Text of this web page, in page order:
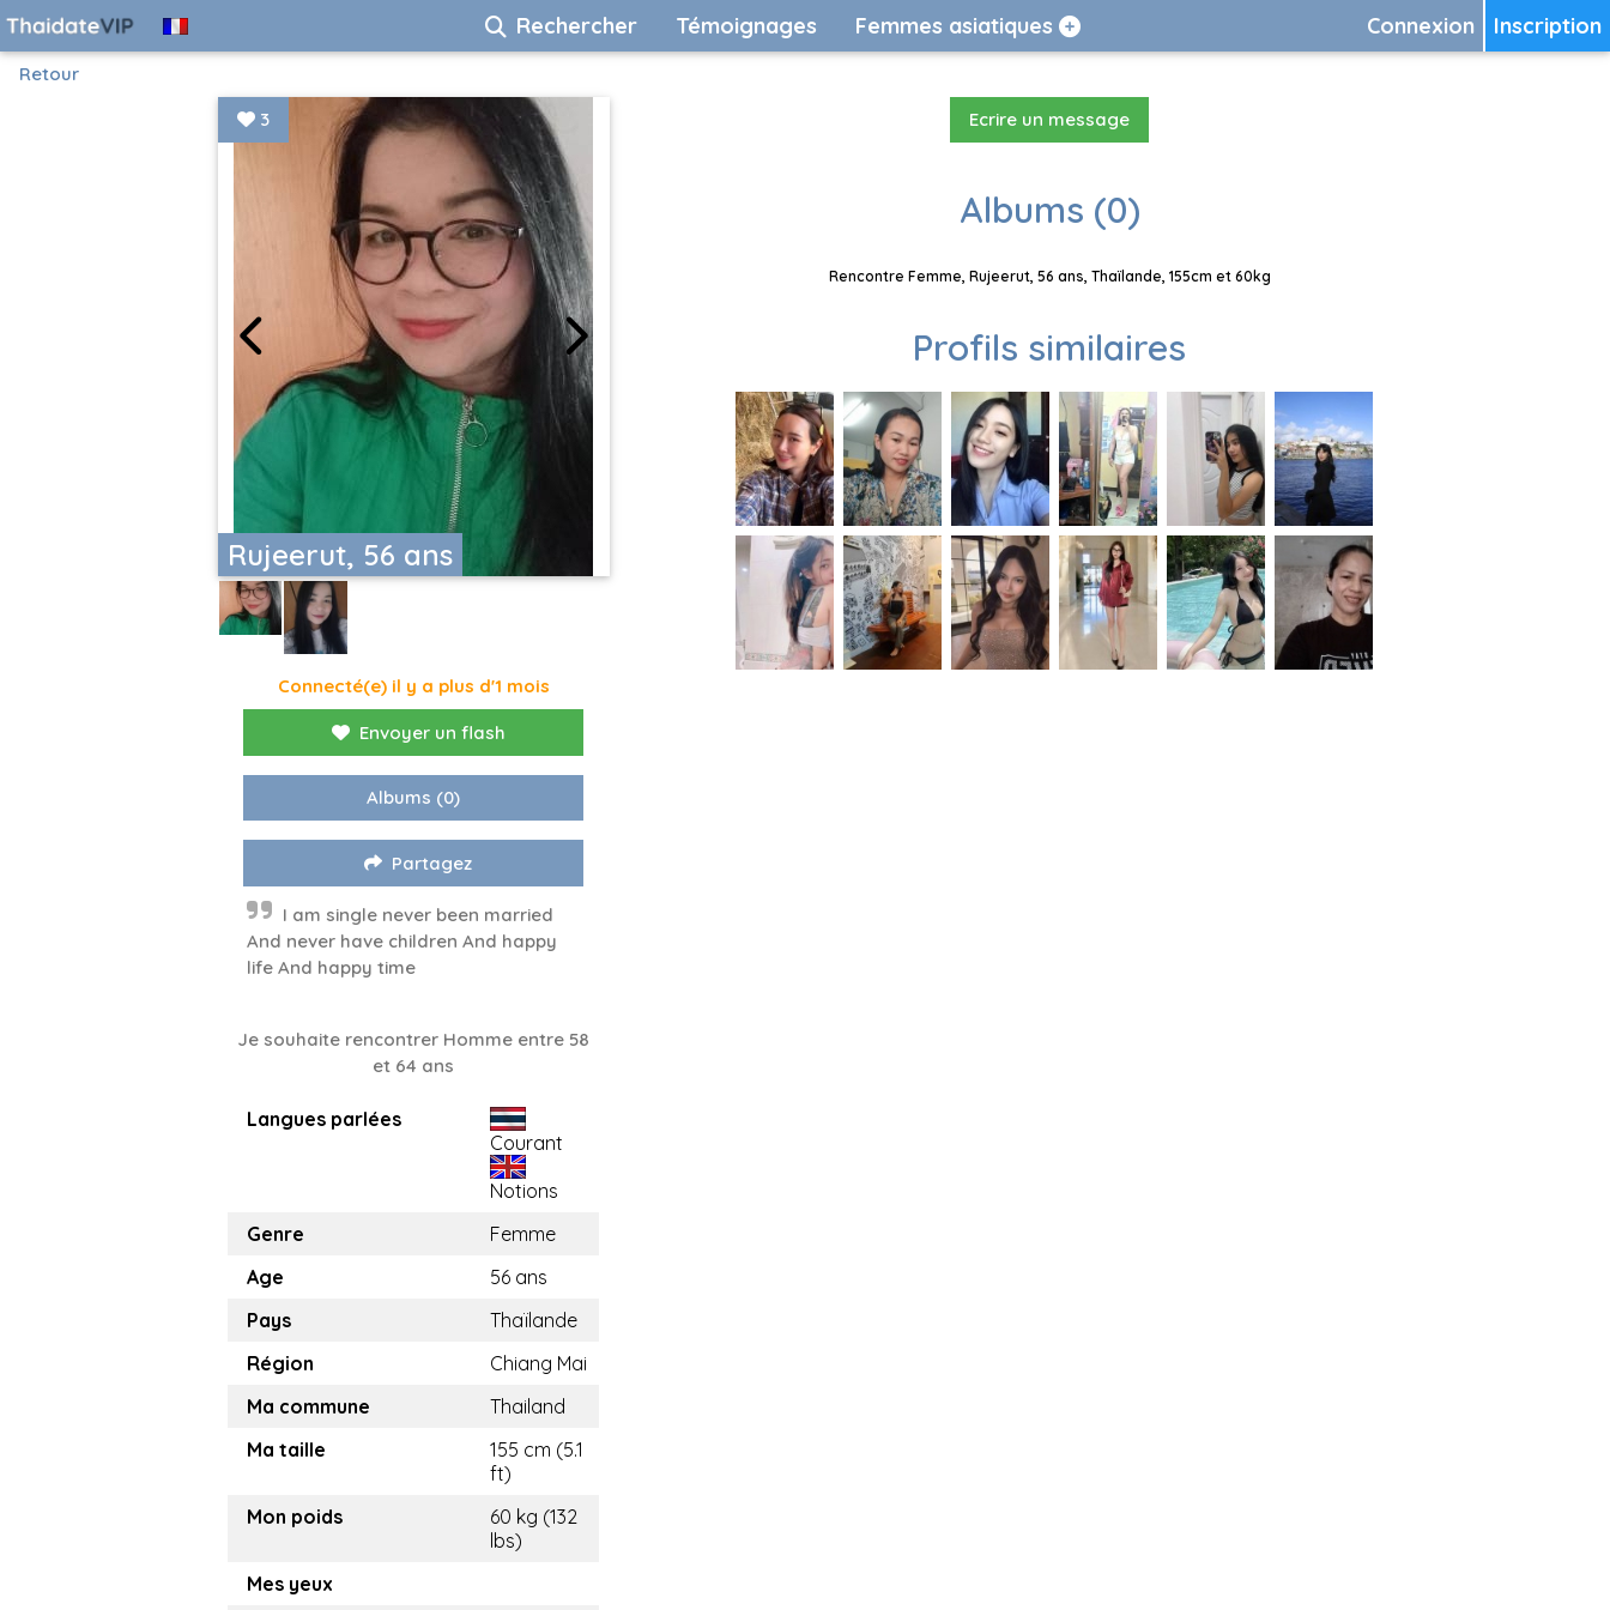
Inscription
Connexion
Rechercher Témoignages Femmes asiatiques
Retour
Rujeerut, 56 ans
3
Connecté(e) il y a plus d'1 mois
Envoyer un flash
Albums (0)
Partagez
I am single never been married
And never have children And happy
life And happy time
Je souhaite rencontrer Homme entre 58
et 64 ans
Langues parlées
Courant
Notions
Genre
Femme
Age
56 ans
Pays
Thaïlande
Région
Chiang Mai
Ma commune
Thailand
Ma taille
155 cm (5.1
ft)
Mon poids
60 kg (132
lbs)
Mes yeux
Ecrire un message
Albums (0)
Rencontre Femme, Rujeerut, 56 ans, Thaïlande, 155cm et 60kg
Profils similaires